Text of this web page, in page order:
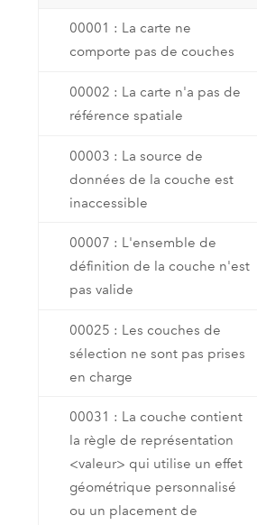
Technologie Developer
Créer des applications
00001 : La carte ne
comporte pas de couches
00002 : La carte n'a pas de
référence spatiale
00003 : La source de
données de la couche est
inaccessible
00007 : L'ensemble de
définition de la couche n'est
pas valide
00025 : Les couches de
sélection ne sont pas prises
en charge
00031 : La couche contient
la règle de représentation
<valeur> qui utilise un effet
géométrique personnalisé
ou un placement de